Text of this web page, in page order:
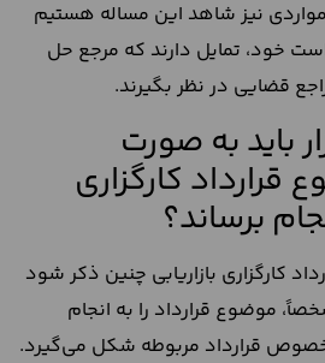
مواردی نیز شاهد این مساله هستیم
خود، تمایل دارند که مرجع حل
قضایی در نظر بگیرند.
باید به صورت
قرارداد کارگزاری
برساند؟
کارگزاری بازاریابی چنین ذکر شود
موضوع قرارداد را به انجام
خصوص قرارداد مربوطه شکل می‌گیرد.